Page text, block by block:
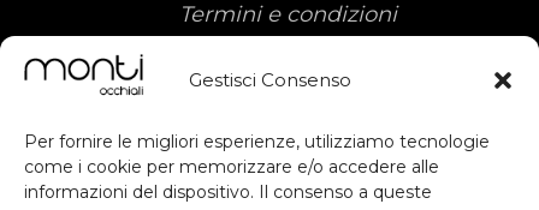
Gestisci Consenso
Per fornire le migliori esperienze, utilizziamo tecnologie
come i cookie per memorizzare e/o accedere alle
informazioni del dispositivo. Il consenso a queste
Termini e condizioni